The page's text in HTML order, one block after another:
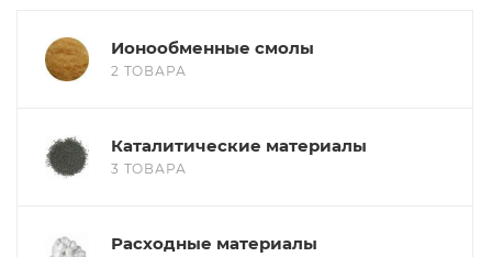
Ионообменные смолы
2 ТОВАРА
Каталитические материалы
3 ТОВАРА
Расходные материалы